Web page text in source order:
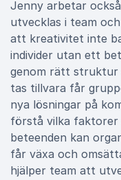
Jenny arbetar
utvecklas i team
att kreativitet inte
individer utan ett
genom rätt struktur
tas tillvara får
nya lösningar på
förstå vilka faktorer
beteenden kan
får växa och
hjälper team att